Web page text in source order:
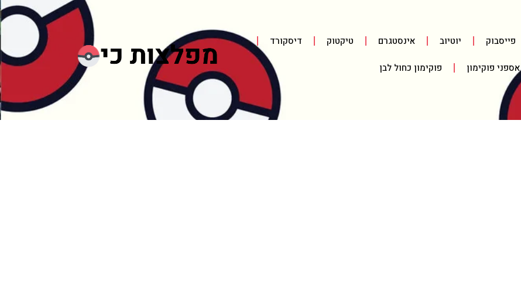
פייסבוק יוטיוב אינסטגרם טיקטוק דיסקורד
אספני פוקימון פוקימון כחול לבן